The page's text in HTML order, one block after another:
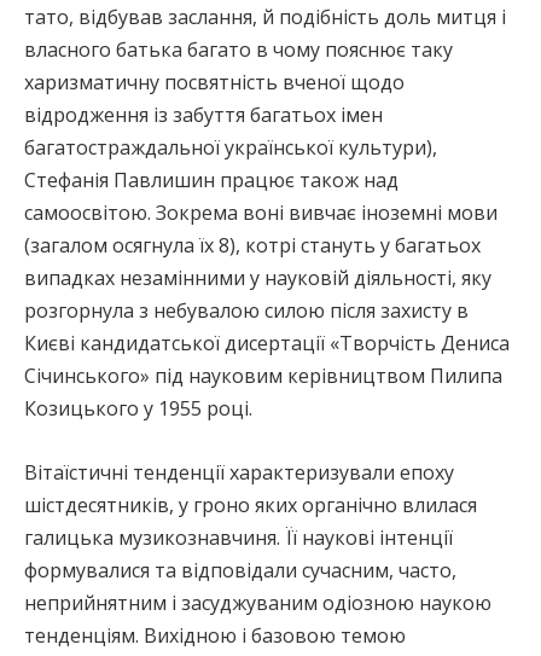
тато, відбував заслання, й подібність доль митця і
власного батька багато в чому пояснює таку
харизматичну посвятність вченої щодо
відродження із забуття багатьох імен
багатостраждальної української культури),
Стефанія Павлишин працює також над
самоосвітою. Зокрема воні вивчає іноземні мови
(загалом осягнула їх 8), котрі стануть у багатьох
випадках незамінними у науковій діяльності, яку
розгорнула з небувалою силою після захисту в
Києві кандидатської дисертації «Творчість Дениса
Січинського» під науковим керівництвом Пилипа
Козицького у 1955 році.
Вітаїстичні тенденції характеризували епоху
шістдесятників, у гроно яких органічно влилася
галицька музикознавчиня. Її наукові інтенції
формувалися та відповідали сучасним, часто,
неприйнятним і засуджуваним одіозною наукою
тенденціям. Вихідною і базовою темою